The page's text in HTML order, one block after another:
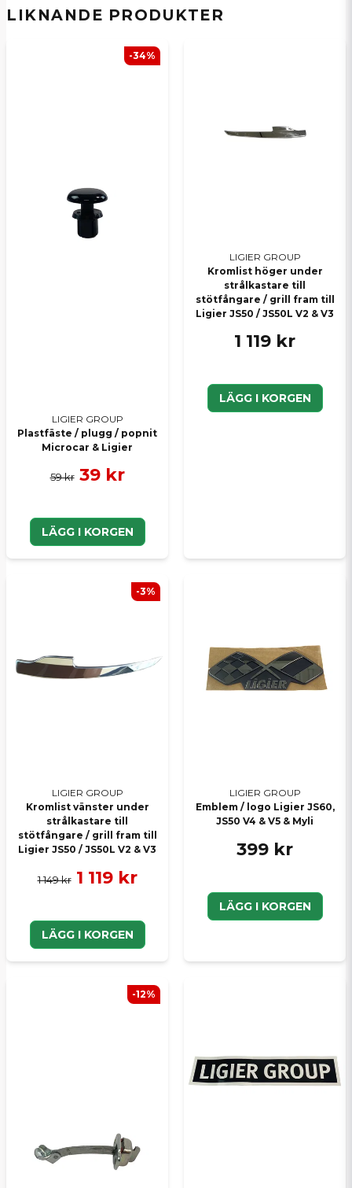
LIKNANDE PRODUKTER
LIGIER GROUP
Plastfäste / plugg / popnit
Microcar & Ligier
59 kr 39 kr
LÄGG I KORGEN
-34%
LIGIER GROUP
Kromlist höger under
strålkastare till
stötfångare / grill fram till
Ligier JS50 / JS50L V2 & V3
1 119 kr
LÄGG I KORGEN
LIGIER GROUP
Kromlist vänster under
strålkastare till
stötfångare / grill fram till
Ligier JS50 / JS50L V2 & V3
1 149 kr 1 119 kr
LÄGG I KORGEN
-3%
LIGIER GROUP
Emblem / logo Ligier JS60,
JS50 V4 & V5 & Myli
399 kr
LÄGG I KORGEN
-12%